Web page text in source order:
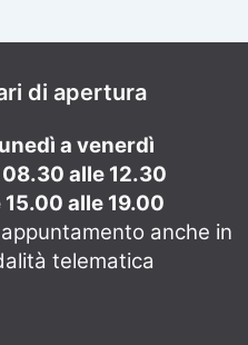
di apertura
a venerdì
alle 12.30
alle 19.00
anche in
telematica